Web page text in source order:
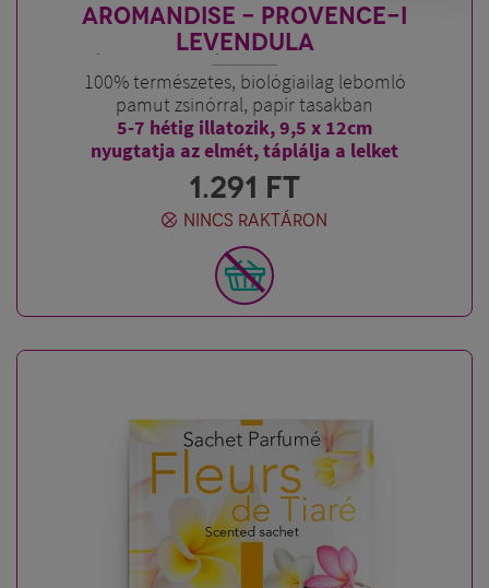
AROMANDISE - PROVENCE-I
LEVENDULA
TÉRILLATOSÍTÓ AROMATASAK
100% természetes, biológiailag lebomló
pamut zsinórral, papír tasakban
5-7 hétig illatozik, 9,5 x 12cm
nyugtatja az elmét, táplálja a lelket
1.291 FT
NINCS RAKTÁRON